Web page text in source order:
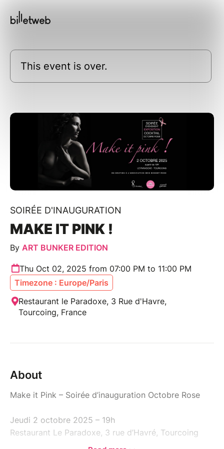
This event is over.
SOIRÉE D'INAUGURATION
MAKE IT PINK !
By ART BUNKER EDITION
Thu Oct 02, 2025 from 07:00 PM to 11:00 PM
Timezone : Europe/Paris
Restaurant le Paradoxe, 3 Rue d'Havre,
Tourcoing, France
About
Make it Pink – Soirée d’inauguration Octobre Rose
Jeudi 2 octobre 2025 – 19h
Restaurant Le Paradoxe, 3 rue d’Havré, Tourcoing